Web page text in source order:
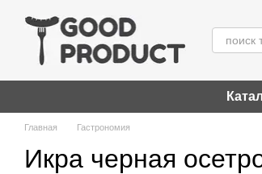
Главная Гастрономия
Икра черная